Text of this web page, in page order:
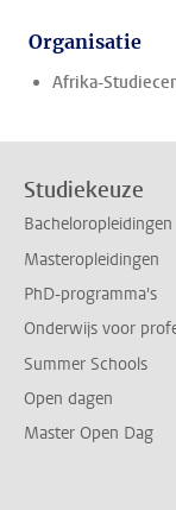
Organisatie
Afrika-
Studiekeuze
Bacheloropleidingen
Masteropleidingen
PhD-programma's
Onderwijs voor
Summer Schools
Open dagen
Master Open Dag